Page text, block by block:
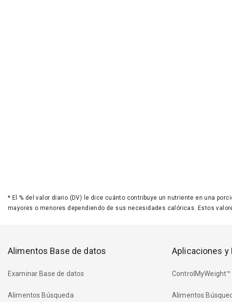
* El % del valor diario (DV) le dice cuánto contribuye un nutriente en una
mayores o menores dependiendo de sus necesidades calóricas. Estos
Alimentos Base de datos
Examinar Base de datos
Alimentos Búsqueda
Aplicaciones y
ControlMyWeight™
Alimentos